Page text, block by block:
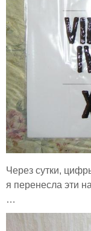
Через сутки,
я перенесла эти
…